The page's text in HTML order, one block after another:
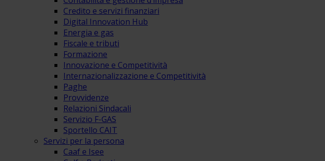
Credito e servizi finanziari
Digital Innovation Hub
Energia e gas
Fiscale e tributi
Formazione
Innovazione e Competitività
Internazionalizzazione e Competitività
Paghe
Provvidenze
Relazioni Sindacali
Servizio F-GAS
Sportello CAIT
Servizi per la persona
Caaf e Isee